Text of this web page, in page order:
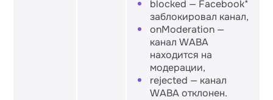
blocked — Facebook*
заблокировал канал,
onModeration —
канал WABA
находится на
модерации,
rejected — канал
WABA отклонен.